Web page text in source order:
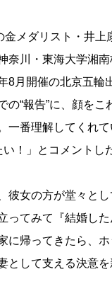
メダリスト・井上
奈川・東海大学湘
8月開催の北京五輪
の“報告”に、顔を
一番理解してくれ
！」とコメントし
女の方が堂々と
ってみて『結婚し
に帰ってきたら、
として支える決意を